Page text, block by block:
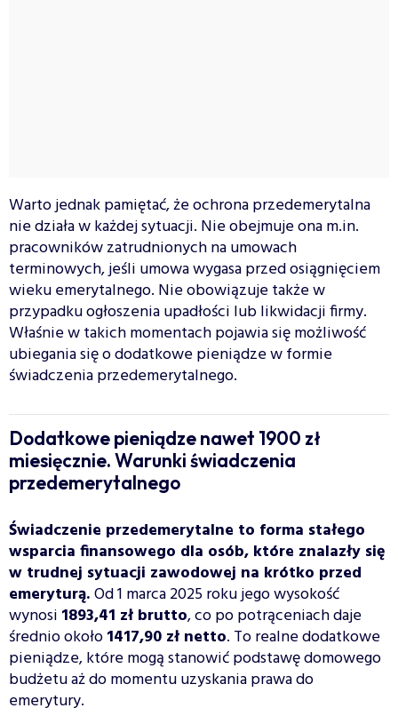
Warto jednak pamiętać, że ochrona przedemerytalna
nie działa w każdej sytuacji. Nie obejmuje ona m.in.
pracowników zatrudnionych na umowach
terminowych, jeśli umowa wygasa przed osiągnięciem
wieku emerytalnego. Nie obowiązuje także w
przypadku ogłoszenia upadłości lub likwidacji firmy.
Właśnie w takich momentach pojawia się możliwość
ubiegania się o dodatkowe pieniądze w formie
świadczenia przedemerytalnego.
Dodatkowe pieniądze nawet 1900 zł
miesięcznie. Warunki świadczenia
przedemerytalnego
Świadczenie przedemerytalne to forma stałego
wsparcia finansowego dla osób, które znalazły się
w trudnej sytuacji zawodowej na krótko przed
emeryturą.Od 1 marca 2025 roku jego wysokość
wynosi 1893,41 zł brutto, co po potrąceniach daje
średnio około1417,90 zł netto. To realne dodatkowe
pieniądze, które mogą stanowić podstawę domowego
budżetu aż do momentu uzyskania prawa do
emerytury.